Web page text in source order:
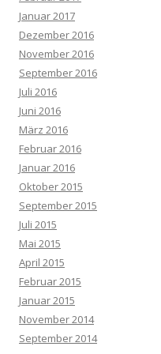
Januar 2017
Dezember 2016
November 2016
September 2016
Juli 2016
Juni 2016
März 2016
Februar 2016
Januar 2016
Oktober 2015
September 2015
Juli 2015
Mai 2015
April 2015
Februar 2015
Januar 2015
November 2014
September 2014